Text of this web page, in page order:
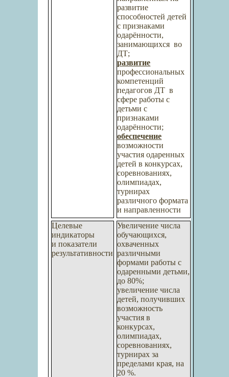
развитие
способностей детей
с признаками
одарённости,
занимающихся во
ДТ;
развитие
профессиональных
компетенций
педагогов ДТ в
сфере работы с
детьми с
признаками
одарённости;
обеспечение
возможности
участия одаренных
детей в конкурсах,
соревнованиях,
олимпиадах,
турнирах
различного формата
и направленности
Целевые
индикаторы
и показатели
результативности
Увеличение числа
обучающихся,
охваченных
различными
формами работы с
одаренными детьми,
до 80%;
увеличение числа
детей, получивших
возможность
участия в
конкурсах,
олимпиадах,
соревнованиях,
турнирах за
пределами края, на
20 %.